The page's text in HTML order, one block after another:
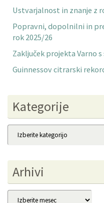
Ustvarjalnost in znanje z
Popravni, dopolnilni in
rok 2025/26
Zaključek projekta Varno
Guinnessov citrarski
Kategorije
Kategorije
Arhivi
Arhivi